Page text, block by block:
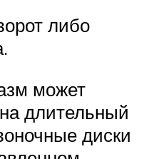
либо
может
длительный
диски